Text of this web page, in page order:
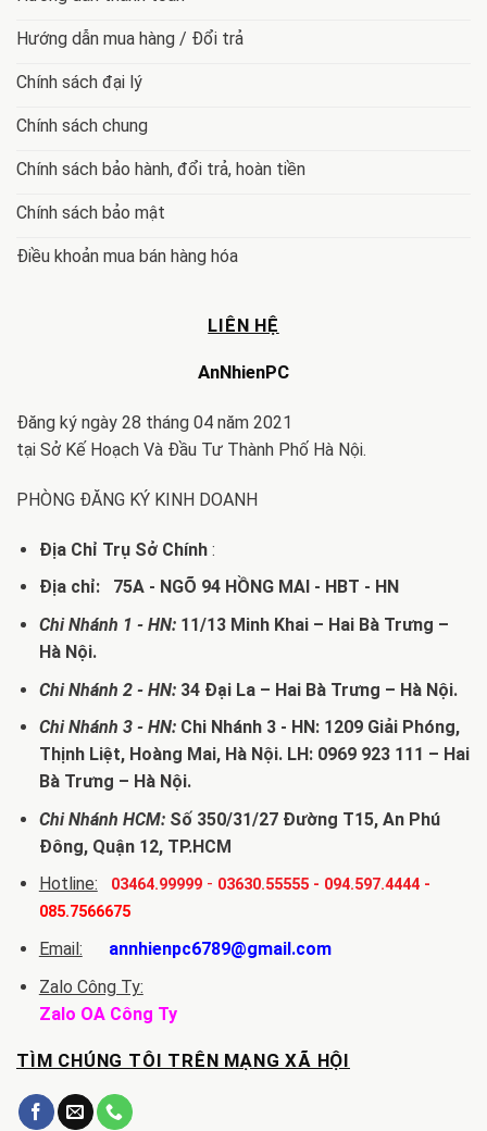
Hướng dẫn mua hàng / Đổi trả
Chính sách đại lý
Chính sách chung
Chính sách bảo hành, đổi trả, hoàn tiền
Chính sách bảo mật
Điều khoản mua bán hàng hóa
LIÊN HỆ
AnNhienPC
Đăng ký ngày 28 tháng 04 năm 2021
tại Sở Kế Hoạch Và Đầu Tư Thành Phố Hà Nội.
PHÒNG ĐĂNG KÝ KINH DOANH
Địa Chỉ Trụ Sở Chính:
Địa chỉ: 75A - NGÕ 94 HỒNG MAI - HBT - HN
Chi Nhánh 1 - HN:11/13 Minh Khai – Hai Bà Trưng –
Hà Nội.
Chi Nhánh 2 - HN:34 Đại La – Hai Bà Trưng – Hà Nội.
Chi Nhánh 3 - HN:Chi Nhánh 3 - HN: 1209 Giải Phóng,
Thịnh Liệt, Hoàng Mai, Hà Nội. LH: 0969 923 111 – Hai
Bà Trưng – Hà Nội.
Chi Nhánh HCM:Số 350/31/27 Đường T15, An Phú
Đông, Quận 12, TP.HCM
Hotline:
03464.99999- 03630.55555- 094.597.4444-
085.7566675
Email:
annhienpc6789@gmail.com
Zalo Công Ty:
Zalo OA Công Ty
TÌM CHÚNG TÔI TRÊN MẠNG XÃ HỘI